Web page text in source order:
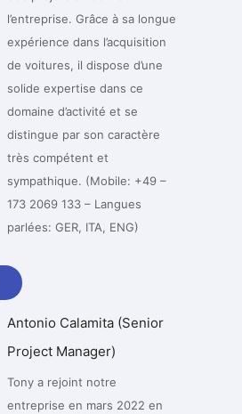
l’entreprise. Grâce à sa longue
expérience dans l’acquisition
de voitures, il dispose d’une
solide expertise dans ce
domaine d’activité et se
distingue par son caractère
très compétent et
sympathique. (Mobile: +49 –
173 2069 133 – Langues
parlées: GER, ITA, ENG)
Antonio Calamita (Senior
Project Manager)
Tony a rejoint notre
entreprise en mars 2022 en